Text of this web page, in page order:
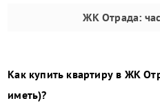
ЖК Отрада:
Как купить квартиру в ЖК
иметь)?